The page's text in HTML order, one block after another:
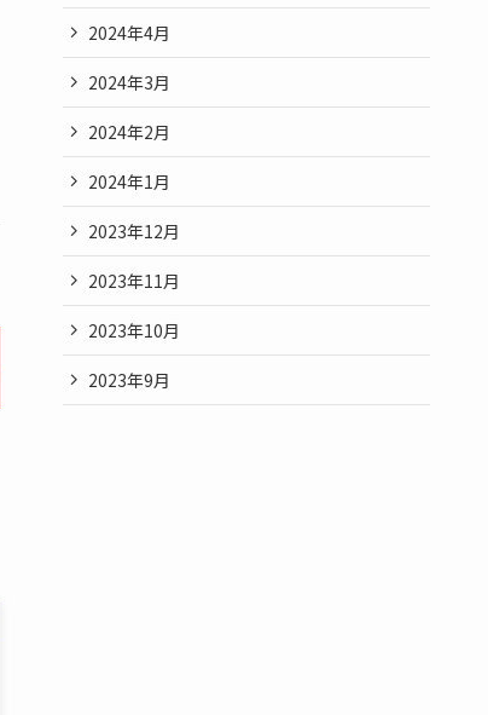
2024年4月
2024年3月
2024年2月
2024年1月
2023年12月
2023年11月
2023年10月
2023年9月